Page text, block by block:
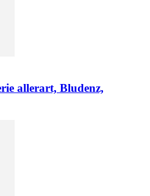
allerart, Bludenz,